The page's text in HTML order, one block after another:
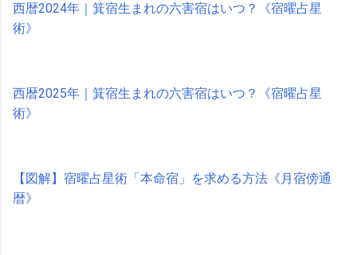
西暦2024年｜箕宿生まれの六害宿はいつ？《宿曜占星
術》
西暦2025年｜箕宿生まれの六害宿はいつ？《宿曜占星
術》
【図解】宿曜占星術「本命宿」を求める方法《月宿傍通
暦》